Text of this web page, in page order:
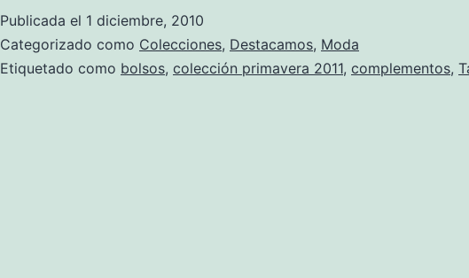
Publicada el 1 diciembre, 2010
Categorizado como Colecciones, Destacamos, Moda
Etiquetado como bolsos, colección primavera 2011, complementos,